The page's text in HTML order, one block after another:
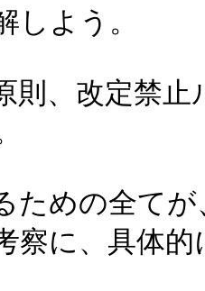
しよう。
則、改定禁
ための全て
察に、具体